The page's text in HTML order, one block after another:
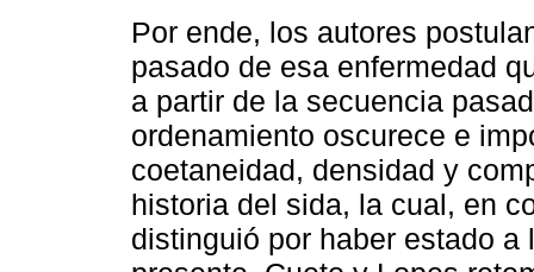
Por ende, los autores
pasado de esa enfermedad
a partir de la secuencia
ordenamiento oscurece e
coetaneidad, densidad y
historia del sida, la cual, en
distinguió por haber estado